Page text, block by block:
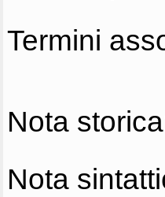
Termini
Nota
Nota